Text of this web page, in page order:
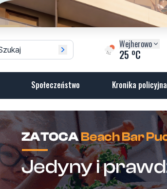
Wejherowo
25 oC
Społeczeństwo Kronika policyjna